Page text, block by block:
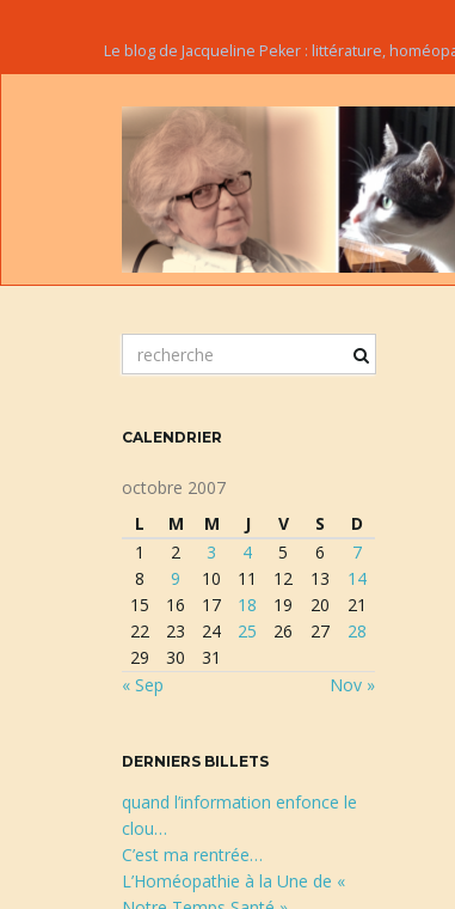
Le blog de Jacqueline Peker : littérature,
o
r
e
CALENDRIER
octobre 2007
L
M M J V S D
« Sep Nov »
1 2 3 4 5 6
7
8
9 10 11 12 13
14
15
16 17 18 19 20
21
22
23 24 25 26 27
28
29
30 31
DERNIERS BILLETS
quand l’information enfonce le
clou…
C’est ma rentrée…
L’Homéopathie à la Une de «